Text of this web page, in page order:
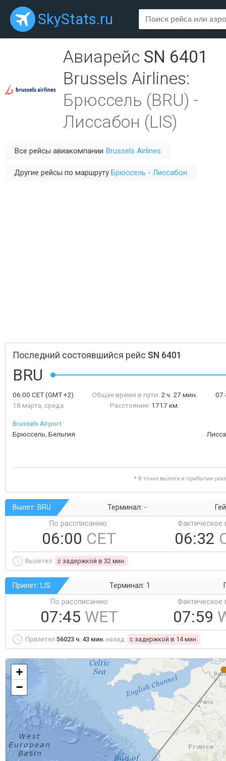
SkyStats.ru
Авиарейс SN 6401
Brussels Airlines:
Брюссель (BRU) -
Лиссабон (LIS)
Все рейсы авиакомпании Brussels Airlines
Другие рейсы по маршруту Брюссель - Лиссабон
Последний состоявшийся рейс SN 6401
BRU
06:00 CET(GMT +2)
18 марта, среда
Общее время в пути: 2 ч. 27 мин.
Расстояние: 1717 км.
Brussels Airport
Брюссель, Бельгия
* В точке вылета и прибытия
Вылет: BRU Терминал: -
По рассписанию:
06:00 CET
Фактическое
06:32
Вылетел c задержкой в 32 мин.
Прилет: LIS Терминал: 1
По рассписанию
07:45 WET
Фактическое
07:59
Прилетел 56023 ч. 43 мин. назад c задержкой в 14 мин.
+
−